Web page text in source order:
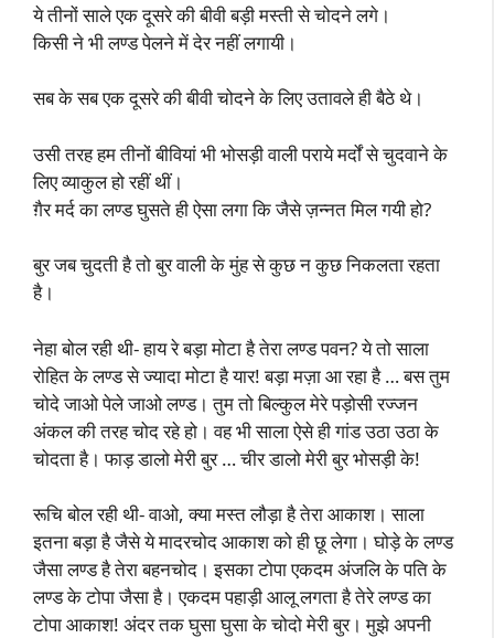
ये तीनों साले एक दूसरे की बीवी बड़ी मस्ती से चोदने लगे।
किसी ने भी लण्ड पेलने में देर नहीं लगायी।
सब के सब एक दूसरे की बीवी चोदने के लिए उतावले ही बैठे थे।
उसी तरह हम तीनों बीवियां भी भोसड़ी वाली पराये मर्दों से चुदवाने के
लिए व्याकुल हो रहीं थीं।
ग़ैर मर्द का लण्ड घुसते ही ऐसा लगा कि जैसे ज़न्नत मिल गयी हो?
बुर जब चुदती है तो बुर वाली के मुंह से कुछ न कुछ निकलता रहता
है।
नेहा बोल रही थी- हाय रे बड़ा मोटा है तेरा लण्ड पवन? ये तो साला
रोहित के लण्ड से ज्यादा मोटा है यार! बड़ा मज़ा आ रहा है … बस तुम
चोदे जाओ पेले जाओ लण्ड। तुम तो बिल्कुल मेरे पड़ोसी रज्जन
अंकल की तरह चोद रहे हो। वह भी साला ऐसे ही गांड उठा उठा के
चोदता है। फाड़ डालो मेरी बुर … चीर डालो मेरी बुर भोसड़ी के!
रूचि बोल रही थी- वाओ, क्या मस्त लौड़ा है तेरा आकाश। साला
इतना बड़ा है जैसे ये मादरचोद आकाश को ही छू लेगा। घोड़े के लण्ड
जैसा लण्ड है तेरा बहनचोद। इसका टोपा एकदम अंजलि के पति के
लण्ड के टोपा जैसा है। एकदम पहाड़ी आलू लगता है तेरे लण्ड का
टोपा आकाश! अंदर तक घुसा घुसा के चोदो मेरी बुर। मुझे अपनी